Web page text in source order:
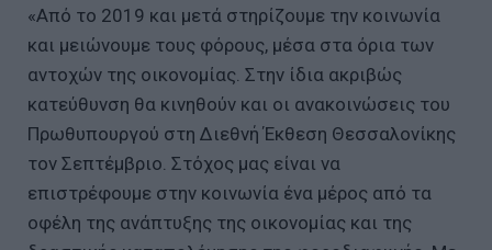
«Από το 2019 και μετά στηρίζουμε την κοινωνία
και μειώνουμε τους φόρους, μέσα στα όρια των
αντοχών της οικονομίας. Στην ίδια ακριβώς
κατεύθυνση θα κινηθούν και οι ανακοινώσεις του
Πρωθυπουργού στη Διεθνή Έκθεση Θεσσαλονίκης
τον Σεπτέμβριο. Στόχος μας είναι να
επιστρέφουμε στην κοινωνία ένα μέρος από τα
οφέλη της ανάπτυξης της οικονομίας και της